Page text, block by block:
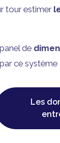
tour estimer
de
ce
Les